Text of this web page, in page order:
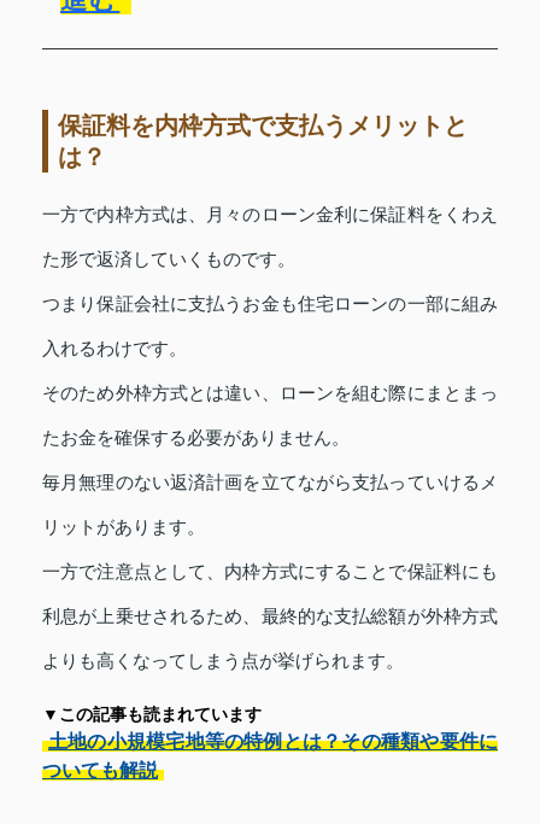
保証料を内枠方式で支払うメリットと
は？
一方で内枠方式は、月々のローン金利に保証料をくわえ
た形で返済していくものです。
つまり保証会社に支払うお金も住宅ローンの一部に組み
入れるわけです。
そのため外枠方式とは違い、ローンを組む際にまとまっ
たお金を確保する必要がありません。
毎月無理のない返済計画を立てながら支払っていけるメ
リットがあります。
一方で注意点として、内枠方式にすることで保証料にも
利息が上乗せされるため、最終的な支払総額が外枠方式
よりも高くなってしまう点が挙げられます。
▼この記事も読まれています
土地の小規模宅地等の特例とは？その種類や要件に
ついても解説